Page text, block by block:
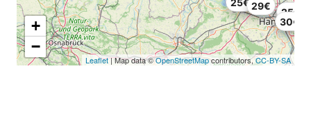
25€
29€
30€
+
−
Leaflet| Map data ©OpenStreetMapcontributors,CC-BY-SA